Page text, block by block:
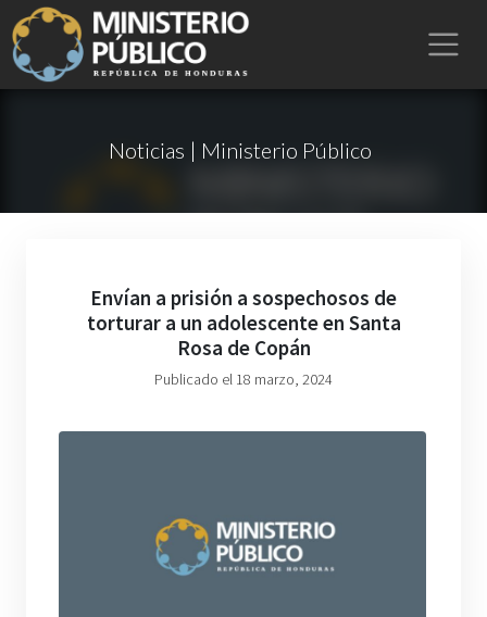
Noticias | Ministerio Público
Envían a prisión a sospechosos de
torturar a un adolescente en Santa
Rosa de Copán
Publicado el 18 marzo, 2024